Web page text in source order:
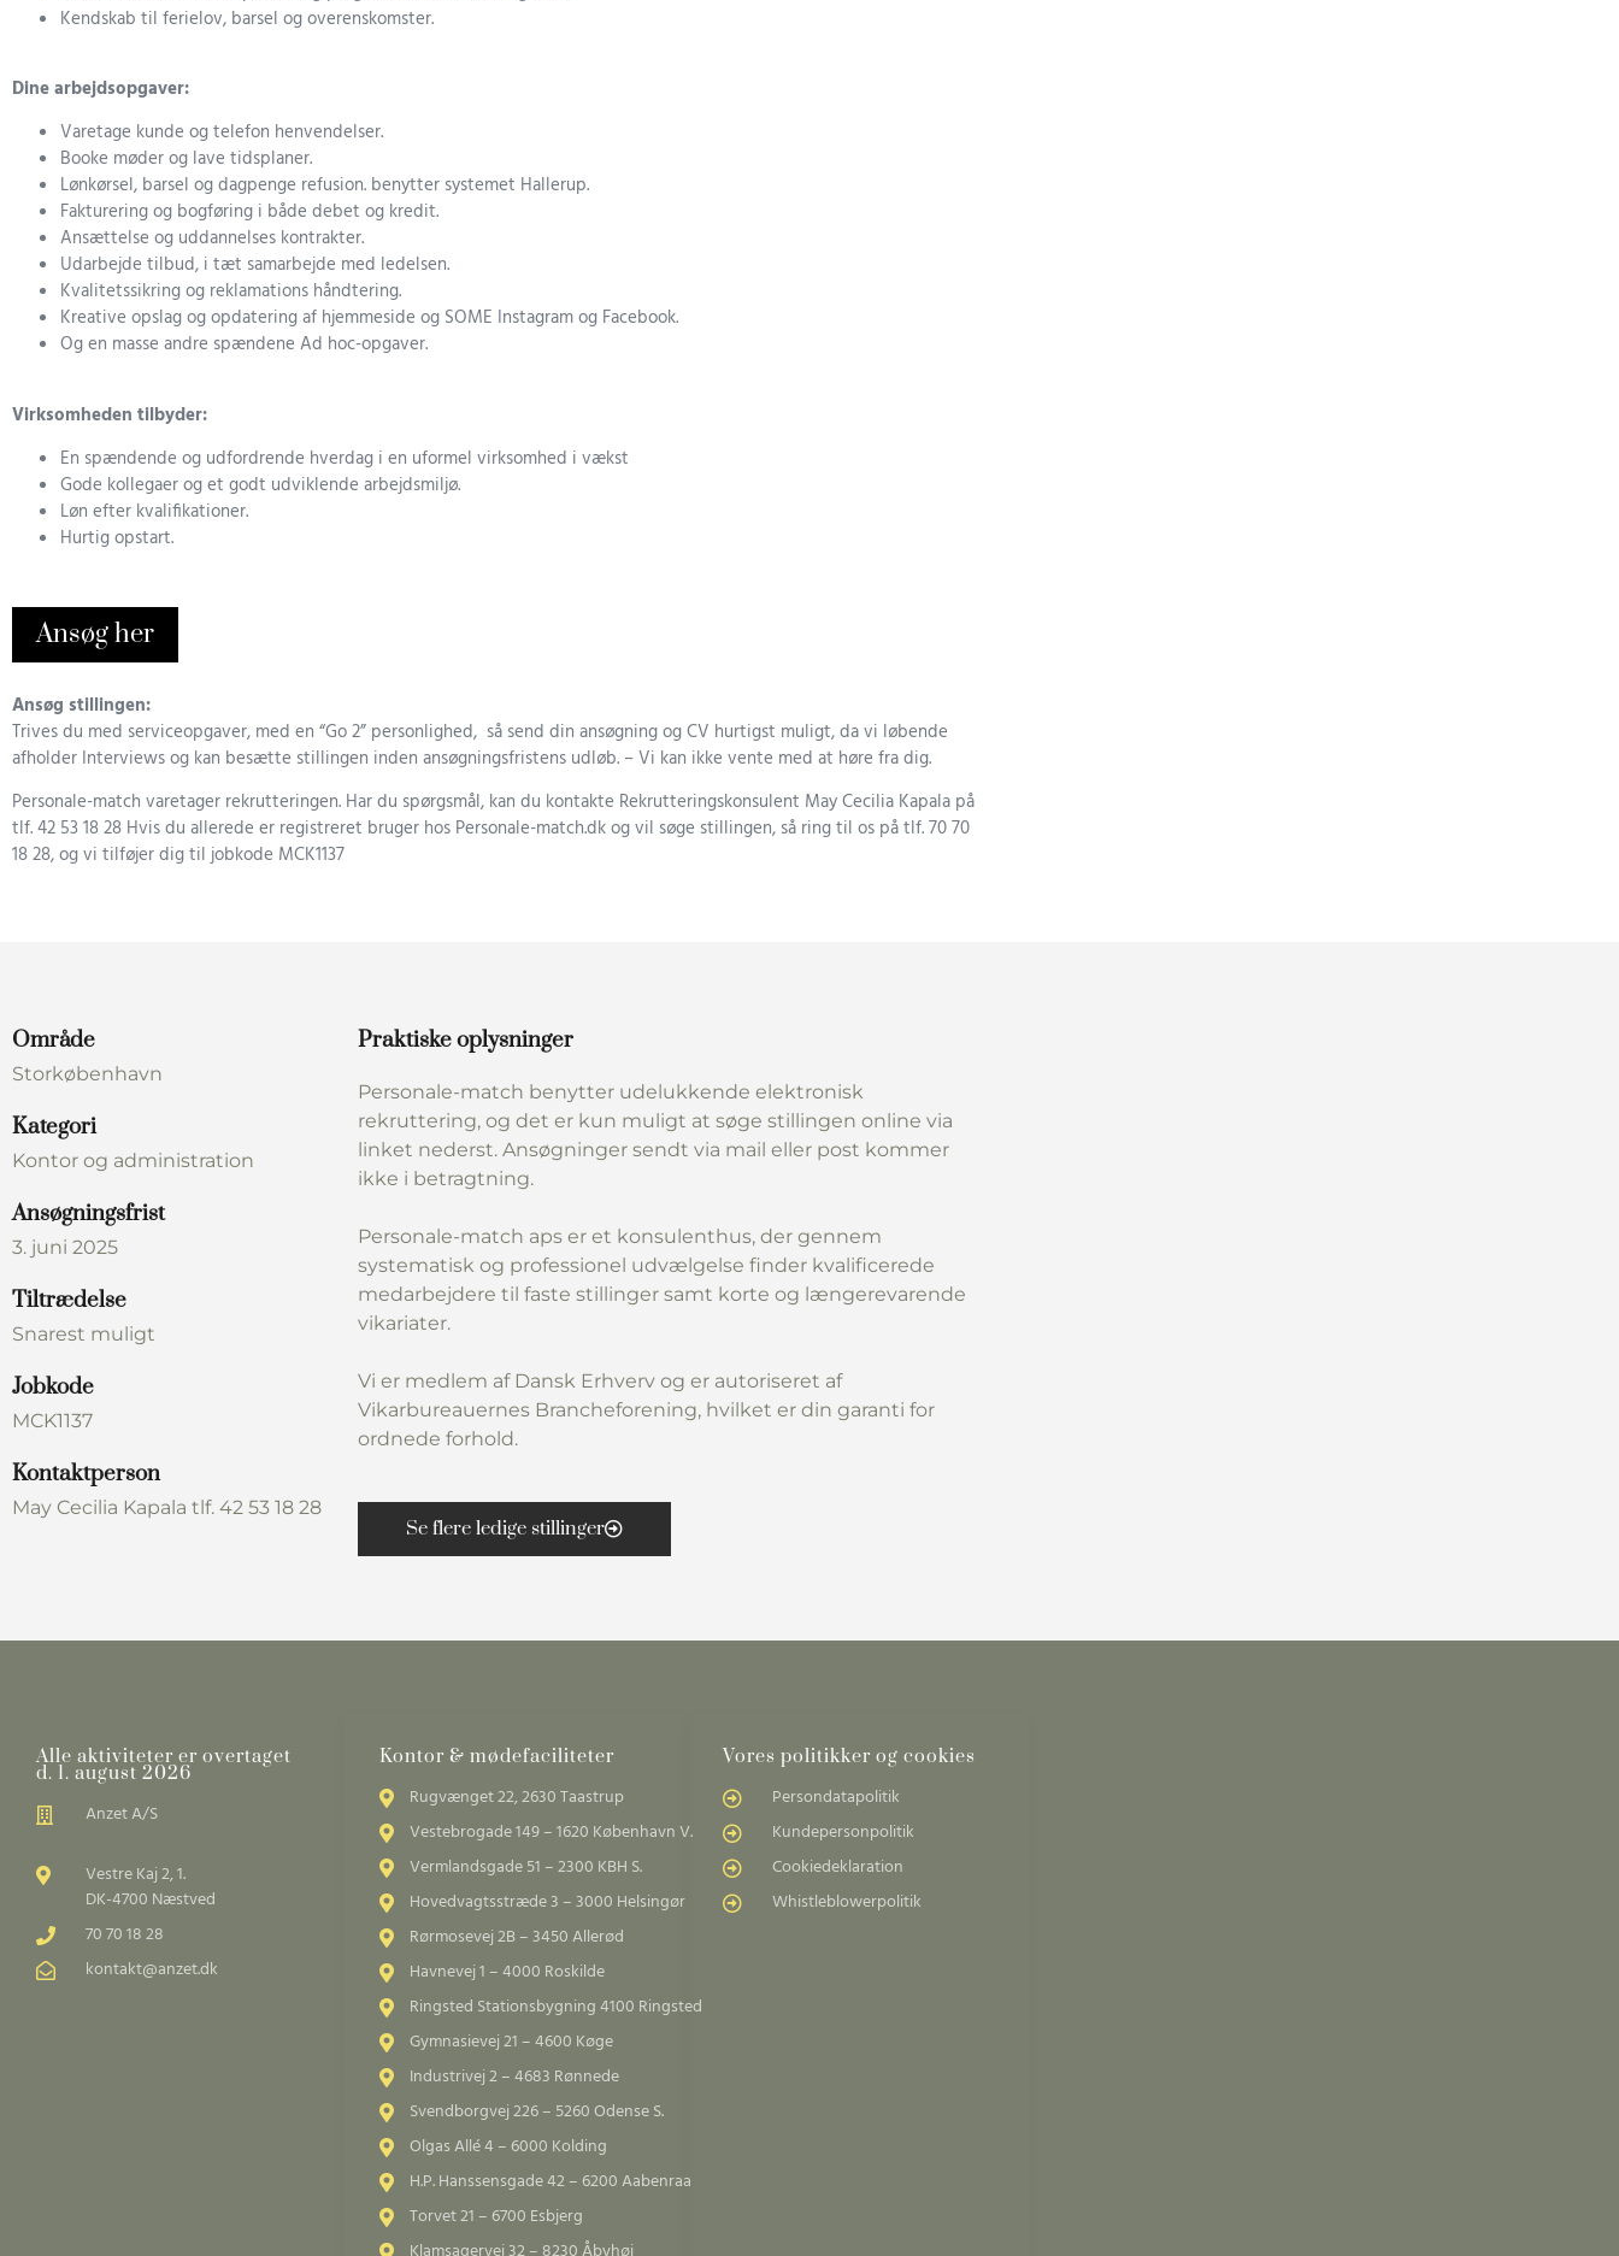
Kendskab til ferielov, barsel og overenskomster.
Dine arbejdsopgaver:
Varetage kunde og telefon henvendelser.
Booke møder og lave tidsplaner.
Lønkørsel, barsel og dagpenge refusion. benytter systemet Hallerup.
Fakturering og bogføring i både debet og kredit.
Ansættelse og uddannelses kontrakter.
Udarbejde tilbud, i tæt samarbejde med ledelsen.
Kvalitetssikring og reklamations håndtering.
Kreative opslag og opdatering af hjemmeside og SOME Instagram og Facebook.
Og en masse andre spændene Ad hoc-opgaver.
Virksomheden tilbyder:
En spændende og udfordrende hverdag i en uformel virksomhed i vækst
Gode kollegaer og et godt udviklende arbejdsmiljø.
Løn efter kvalifikationer.
Hurtig opstart.
Ansøg her
Ansøg stillingen:
Trives du med serviceopgaver, med en “Go 2” personlighed, så send din ansøgning og CV hurtigst muligt, da vi løbende
afholder Interviews og kan besætte stillingen inden ansøgningsfristens udløb. – Vi kan ikke vente med at høre fra dig.
Personale-match varetager rekrutteringen. Har du spørgsmål, kan du kontakte Rekrutteringskonsulent May Cecilia Kapala på
tlf. 42 53 18 28 Hvis du allerede er registreret bruger hos Personale-match.dk og vil søge stillingen, så ring til os på tlf. 70 70
18 28, og vi tilføjer dig til jobkode MCK1137
Område
Storkøbenhavn
Kategori
Kontor og administration
Ansøgningsfrist
3. juni 2025
Tiltrædelse
Snarest muligt
Jobkode
MCK1137
Kontaktperson
May Cecilia Kapala tlf. 42 53 18 28
Praktiske oplysninger
Personale-match benytter udelukkende elektronisk
rekruttering, og det er kun muligt at søge stillingen online via
linket nederst. Ansøgninger sendt via mail eller post kommer
ikke i betragtning.
Personale-match aps er et konsulenthus, der gennem
systematisk og professionel udvælgelse finder kvalificerede
medarbejdere til faste stillinger samt korte og længerevarende
vikariater.
Vi er medlem af Dansk Erhverv og er autoriseret af
Vikarbureauernes Brancheforening, hvilket er din garanti for
ordnede forhold.
Se flere ledige stillinger
Alle aktiviteter er overtaget
d. 1. august 2026
Anzet A/S
Vestre Kaj 2, 1.
DK-4700 Næstved
70 70 18 28
kontakt@anzet.dk
Kontor & mødefaciliteter
Rugvænget 22, 2630 Taastrup
Vestebrogade 149 – 1620 København V.
Vermlandsgade 51 – 2300 KBH S.
Hovedvagtsstræde 3 – 3000 Helsingør
Rørmosevej 2B – 3450 Allerød
Havnevej 1 – 4000 Roskilde
Ringsted Stationsbygning 4100 Ringsted
Gymnasievej 21 – 4600 Køge
Industrivej 2 – 4683 Rønnede
Svendborgvej 226 – 5260 Odense S.
Olgas Allé 4 – 6000 Kolding
H.P. Hanssensgade 42 – 6200 Aabenraa
Torvet 21 – 6700 Esbjerg
Vores politikker og cookies
Persondatapolitik
Kundepersonpolitik
Cookiedeklaration
Whistleblowerpolitik